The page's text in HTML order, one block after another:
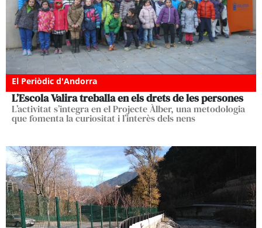
El Periòdic d'Andorra
L’Escola Valira treballa en els drets de les persones
L’activitat s’integra en el Projecte Àlber, una metodologia
que fomenta la curiositat i l’interès dels nens